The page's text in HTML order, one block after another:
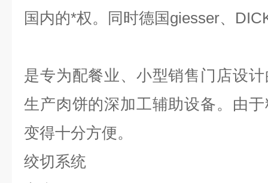
国内的*权。同时德国giesser、
是专为配餐业、小型销售门店设
生产肉饼的深加工辅助设备。由
变得十分方便。
绞切系统